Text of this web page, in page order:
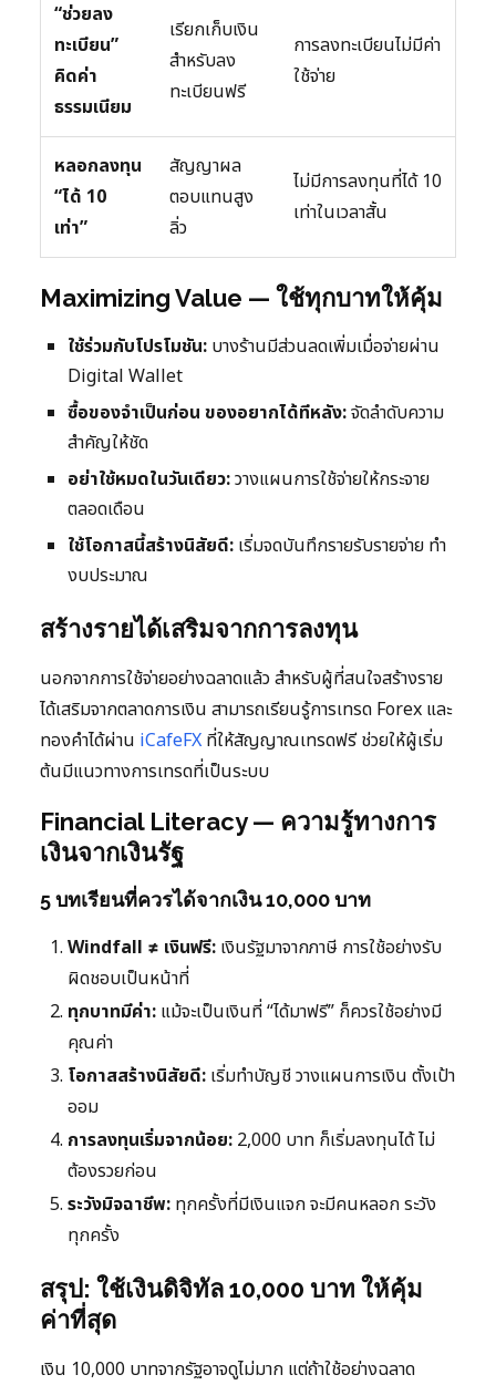
“ช่วยลง
ทะเบียน”
คิดค่า
ธรรมเนียม
เรียกเก็บเงิน
สำหรับลง
ทะเบียนฟรี
การลงทะเบียนไม่มีค่า
ใช้จ่าย
หลอกลงทุน
“ได้ 10
เท่า”
สัญญาผล
ตอบแทนสูง
ลิ่ว
ไม่มีการลงทุนที่ได้ 10
เท่าในเวลาสั้น
Maximizing Value — ใช้ทุกบาทให้คุ้ม
ใช้ร่วมกับโปรโมชัน: บางร้านมีส่วนลดเพิ่มเมื่อจ่ายผ่าน
Digital Wallet
ซื้อของจำเป็นก่อน ของอยากได้ทีหลัง:จัดลำดับความ
สำคัญให้ชัด
อย่าใช้หมดในวันเดียว:วางแผนการใช้จ่ายให้กระจาย
ตลอดเดือน
ใช้โอกาสนี้สร้างนิสัยดี: เริ่มจดบันทึกรายรับรายจ่าย ทำ
งบประมาณ
สร้างรายได้เสริมจากการลงทุน
นอกจากการใช้จ่ายอย่างฉลาดแล้ว สำหรับผู้ที่สนใจสร้างราย
ได้เสริมจากตลาดการเงิน สามารถเรียนรู้การเทรด Forex และ
ทองคำได้ผ่าน iCafeFX ที่ให้สัญญาณเทรดฟรี ช่วยให้ผู้เริ่ม
ต้นมีแนวทางการเทรดที่เป็นระบบ
Financial Literacy — ความรู้ทางการ
เงินจากเงินรัฐ
5 บทเรียนที่ควรได้จากเงิน 10,000 บาท
Windfall ≠ เงินฟรี: เงินรัฐมาจากภาษี การใช้อย่างรับ
ผิดชอบเป็นหน้าที่
ทุกบาทมีค่า: แม้จะเป็นเงินที่ “ได้มาฟรี” ก็ควรใช้อย่างมี
คุณค่า
โอกาสสร้างนิสัยดี: เริ่มทำบัญชี วางแผนการเงิน ตั้งเป้า
ออม
การลงทุนเริ่มจากน้อย: 2,000 บาท ก็เริ่มลงทุนได้ ไม่
ต้องรวยก่อน
ระวังมิจฉาชีพ: ทุกครั้งที่มีเงินแจก จะมีคนหลอก ระวัง
ทุกครั้ง
สรุป: ใช้เงินดิจิทัล 10,000 บาท ให้คุ้ม
ค่าที่สุด
เงิน 10,000 บาทจากรัฐอาจดูไม่มาก แต่ถ้าใช้อย่างฉลาด